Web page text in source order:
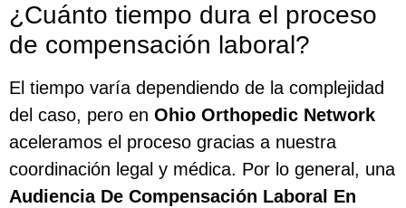
¿Cuánto tiempo dura el proceso
de compensación laboral?
El tiempo varía dependiendo de la complejidad
del caso, pero en Ohio Orthopedic Network
aceleramos el proceso gracias a nuestra
coordinación legal y médica. Por lo general, una
Audiencia De Compensación Laboral En